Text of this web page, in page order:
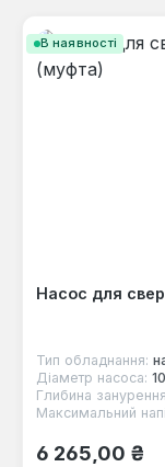
В наявності
Насос для
Тип обладнання:
Діаметр насоса:
Глибина
Максимальний
Звичайна ціна:
6 265,00 ₴